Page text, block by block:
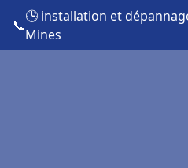
📞
🕒 installation et
Mines